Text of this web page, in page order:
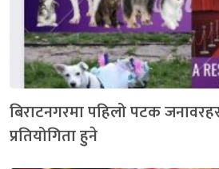
बिराटनगरमा पहिलो पटक
प्रतियोगिता हुने